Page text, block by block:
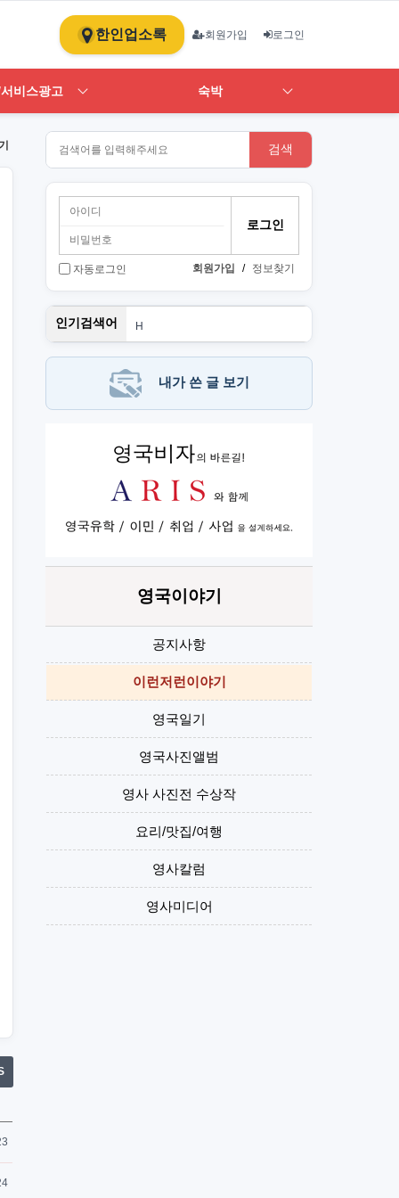
한인업소록 회원가입 로그인
비스광고 숙박
검색
자동로그인 회원가입 / 정보찾기
인기검색어
H
1
PT
뉴몰
내가 쓴 글 보기
영국이야기
공지사항
이런저런이야기
영국일기
영국사진앨범
영사 사진전 수상작
요리/맛집/여행
영사칼럼
영사미디어